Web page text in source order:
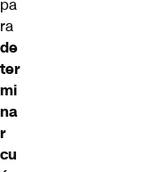
pa
ra
de
ter
mi
na
r
cu